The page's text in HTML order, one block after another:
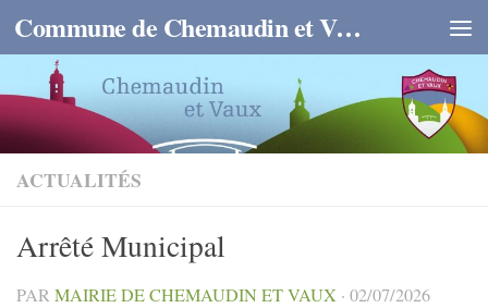
Skip to content Commune de Chemaudin et Vaux
ACTUALITÉS
Arrêté Municipal
PAR MAIRIE DE CHEMAUDIN ET VAUX · 02/07/2026